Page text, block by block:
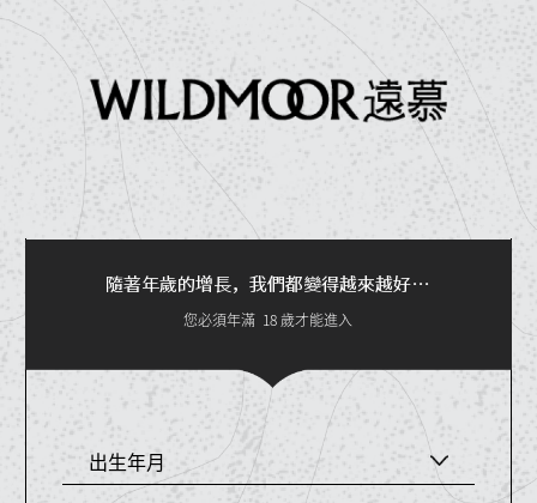
隨著年歲的增長，我們都變得越來越好…
您必須年滿 18 歲才能進入
出生年月